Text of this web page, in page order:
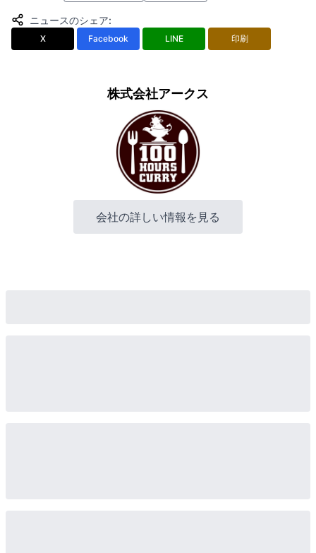
ニュースのシェア:
X Facebook LINE 印刷
株式会社アークス
会社の詳しい情報を見る